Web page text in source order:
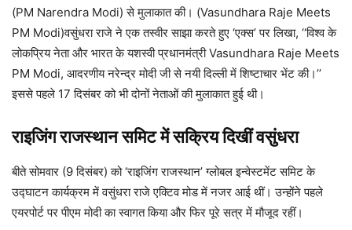
(PM Narendra Modi) से मुलाकात की। (Vasundhara Raje Meets
PM Modi)वसुंधरा राजे ने एक तस्वीर साझा करते हुए ‘एक्स’ पर लिखा, ‘‘विश्व के
लोकप्रिय नेता और भारत के यशस्वी प्रधानमंत्री Vasundhara Raje Meets
PM Modi, आदरणीय नरेन्द्र मोदी जी से नयी दिल्ली में शिष्टाचार भेंट की।’’
इससे पहले 17 दिसंबर को भी दोनों नेताओं की मुलाकात हुई थी।
राइजिंग राजस्थान समिट में सक्रिय दिखीं वसुंधरा
बीते सोमवार (9 दिसंबर) को ‘राइजिंग राजस्थान’ ग्लोबल इन्वेस्टमेंट समिट के
उद्घाटन कार्यक्रम में वसुंधरा राजे एक्टिव मोड में नजर आई थीं। उन्होंने पहले
एयरपोर्ट पर पीएम मोदी का स्वागत किया और फिर पूरे सत्र में मौजूद रहीं।